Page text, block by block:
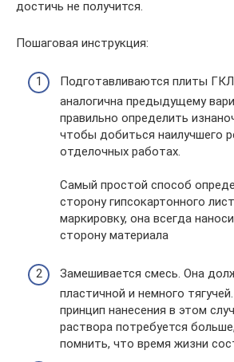
достичь не получится.
Пошаговая инструкция:
Подготавливаются плиты
аналогична предыдущему
правильно определить
чтобы добиться наилучшего
отделочных работах.
Самый простой способ
сторону гипсокартонного
маркировку, она всегда
сторону материала
Замешивается смесь. Она
пластичной и немного
принцип нанесения в этом
раствора потребуется
помнить, что время жизни